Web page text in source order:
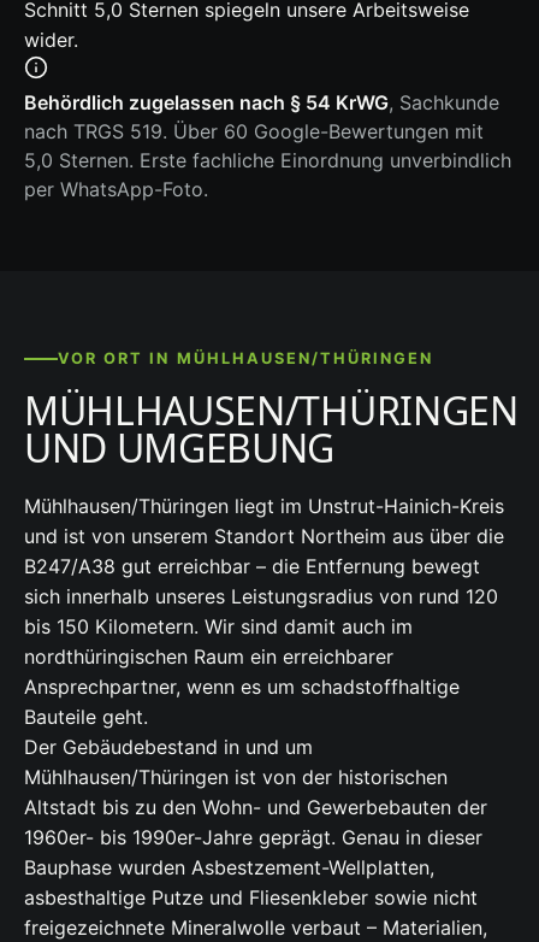
Schnitt 5,0 Sternen spiegeln unsere Arbeitsweise
wider.
Behördlich zugelassen nach § 54 KrWG, Sachkunde
nach TRGS 519. Über 60 Google-Bewertungen mit
5,0 Sternen. Erste fachliche Einordnung unverbindlich
per WhatsApp-Foto.
VOR ORT IN MÜHLHAUSEN/THÜRINGEN
MÜHLHAUSEN/THÜRINGEN
UND UMGEBUNG
Mühlhausen/Thüringen liegt im Unstrut-Hainich-Kreis
und ist von unserem Standort Northeim aus über die
B247/A38 gut erreichbar – die Entfernung bewegt
sich innerhalb unseres Leistungsradius von rund 120
bis 150 Kilometern. Wir sind damit auch im
nordthüringischen Raum ein erreichbarer
Ansprechpartner, wenn es um schadstoffhaltige
Bauteile geht.
Der Gebäudebestand in und um
Mühlhausen/Thüringen ist von der historischen
Altstadt bis zu den Wohn- und Gewerbebauten der
1960er- bis 1990er-Jahre geprägt. Genau in dieser
Bauphase wurden Asbestzement-Wellplatten,
asbesthaltige Putze und Fliesenkleber sowie nicht
freigezeichnete Mineralwolle verbaut – Materialien,